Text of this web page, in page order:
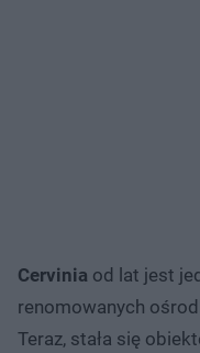
Cervinia od lat jest
renomowanych
Teraz, stała się